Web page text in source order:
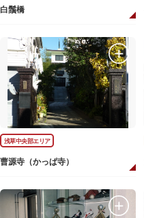
白鬚橋
浅草中央部エリア
曹源寺（かっぱ寺）